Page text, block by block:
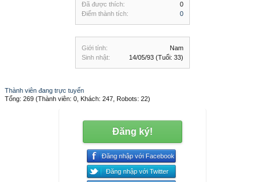
Đã được thích:
0
Điểm thành tích:
0
Giới tính:
Nam
Sinh nhật:
14/05/93 (Tuổi: 33)
Thành viên đang trực tuyến
Tổng: 269 (Thành viên: 0, Khách: 247, Robots: 22)
Đăng ký!
Đăng nhập với Facebook
Đăng nhập với Twitter